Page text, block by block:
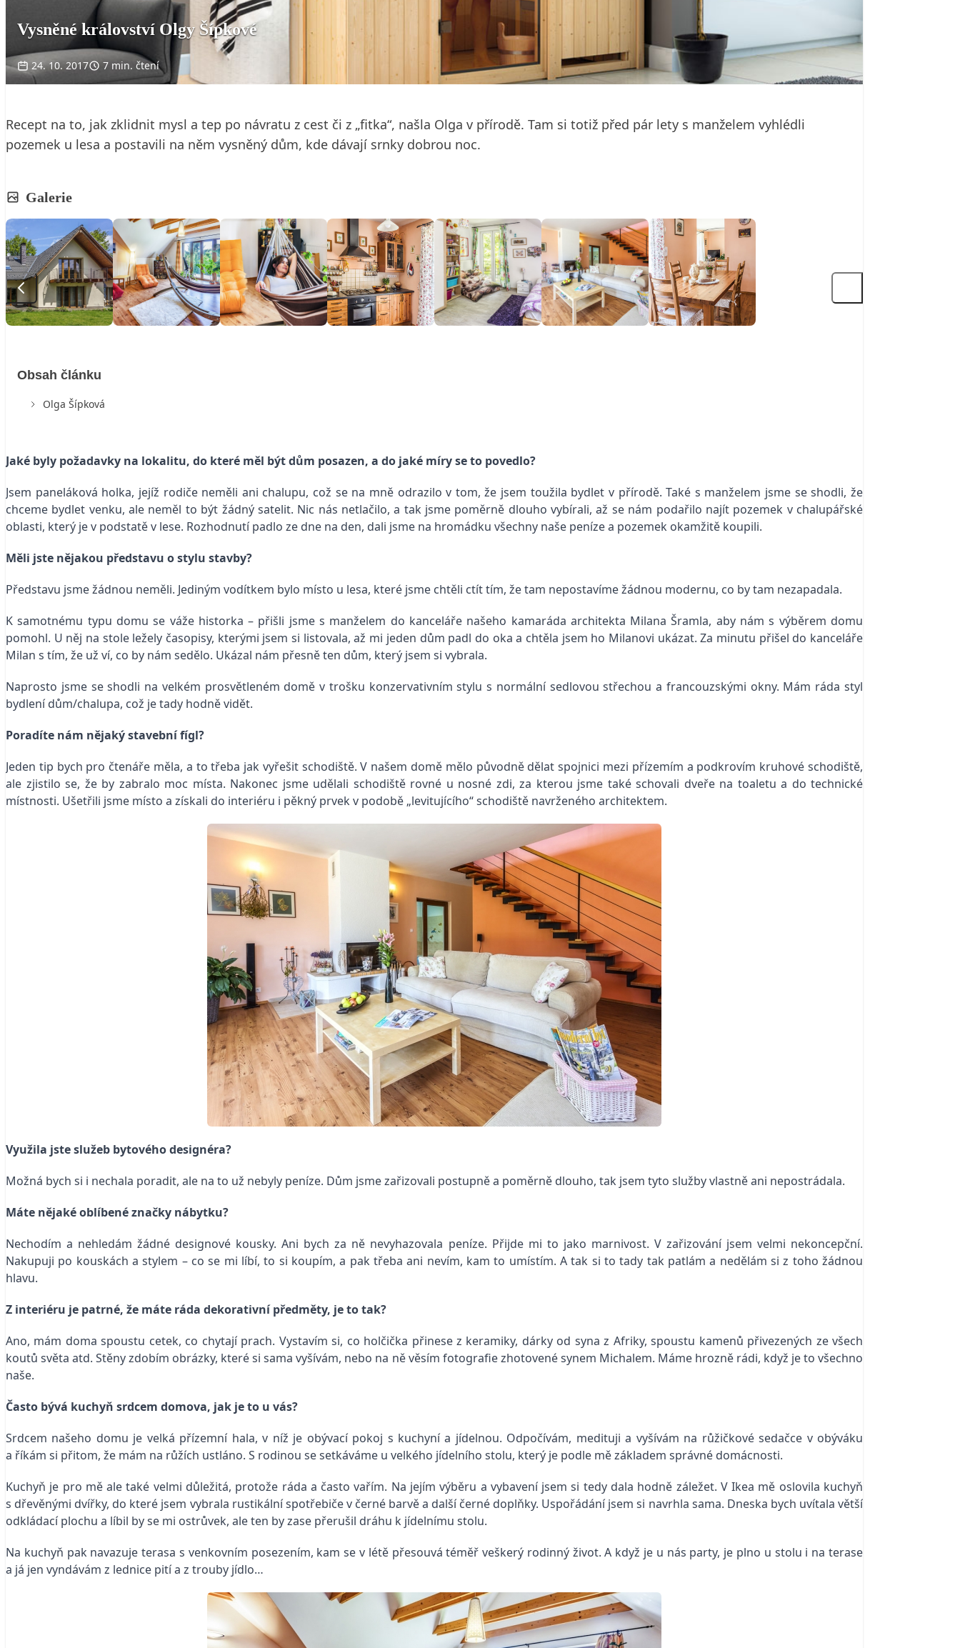
Vysněné království Olgy Šípkové
24. 10. 2017 7 min. čtení
Recept na to, jak zklidnit mysl a tep po návratu z cest či z „fitka“, našla Olga v přírodě. Tam si totiž před pár lety s manželem vyhlédli
pozemek u lesa a postavili na něm vysněný dům, kde dávají srnky dobrou noc.
Galerie
Obsah článku
Olga Šípková
Jaké byly požadavky na lokalitu, do které měl být dům posazen, a do jaké míry se to povedlo?
Jsem paneláková holka, jejíž rodiče neměli ani chalupu, což se na mně odrazilo v tom, že jsem toužila bydlet v přírodě. Také s manželem jsme se shodli, že
chceme bydlet venku, ale neměl to být žádný satelit. Nic nás netlačilo, a tak jsme poměrně dlouho vybírali, až se nám podařilo najít pozemek v chalupářské
oblasti, který je v podstatě v lese. Rozhodnutí padlo ze dne na den, dali jsme na hromádku všechny naše peníze a pozemek okamžitě koupili.
Měli jste nějakou představu o stylu stavby?
Představu jsme žádnou neměli. Jediným vodítkem bylo místo u lesa, které jsme chtěli ctít tím, že tam nepostavíme žádnou modernu, co by tam nezapadala.
K samotnému typu domu se váže historka – přišli jsme s manželem do kanceláře našeho kamaráda architekta Milana Šramla, aby nám s výběrem domu
pomohl. U něj na stole ležely časopisy, kterými jsem si listovala, až mi jeden dům padl do oka a chtěla jsem ho Milanovi ukázat. Za minutu přišel do kanceláře
Milan s tím, že už ví, co by nám sedělo. Ukázal nám přesně ten dům, který jsem si vybrala.
Naprosto jsme se shodli na velkém prosvětleném domě v trošku konzervativním stylu s normální sedlovou střechou a francouzskými okny. Mám ráda styl
bydlení dům/chalupa, což je tady hodně vidět.
Poradíte nám nějaký stavební fígl?
Jeden tip bych pro čtenáře měla, a to třeba jak vyřešit schodiště. V našem domě mělo původně dělat spojnici mezi přízemím a podkrovím kruhové schodiště,
ale zjistilo se, že by zabralo moc místa. Nakonec jsme udělali schodiště rovné u nosné zdi, za kterou jsme také schovali dveře na toaletu a do technické
místnosti. Ušetřili jsme místo a získali do interiéru i pěkný prvek v podobě „levitujícího“ schodiště navrženého architektem.
Využila jste služeb bytového designéra?
Možná bych si i nechala poradit, ale na to už nebyly peníze. Dům jsme zařizovali postupně a poměrně dlouho, tak jsem tyto služby vlastně ani nepostrádala.
Máte nějaké oblíbené značky nábytku?
Nechodím a nehledám žádné designové kousky. Ani bych za ně nevyhazovala peníze. Přijde mi to jako marnivost. V zařizování jsem velmi nekoncepční.
Nakupuji po kouskách a stylem – co se mi líbí, to si koupím, a pak třeba ani nevím, kam to umístím. A tak si to tady tak patlám a nedělám si z toho žádnou
hlavu.
Z interiéru je patrné, že máte ráda dekorativní předměty, je to tak?
Ano, mám doma spoustu cetek, co chytají prach. Vystavím si, co holčička přinese z keramiky, dárky od syna z Afriky, spoustu kamenů přivezených ze všech
koutů světa atd. Stěny zdobím obrázky, které si sama vyšívám, nebo na ně věsím fotografie zhotovené synem Michalem. Máme hrozně rádi, když je to všechno
naše.
Často bývá kuchyň srdcem domova, jak je to u vás?
Srdcem našeho domu je velká přízemní hala, v níž je obývací pokoj s kuchyní a jídelnou. Odpočívám, medituji a vyšívám na růžičkové sedačce v obýváku
a říkám si přitom, že mám na růžích ustláno. S rodinou se setkáváme u velkého jídelního stolu, který je podle mě základem správné domácnosti.
Kuchyň je pro mě ale také velmi důležitá, protože ráda a často vařím. Na jejím výběru a vybavení jsem si tedy dala hodně záležet. V Ikea mě oslovila kuchyň
s dřevěnými dvířky, do které jsem vybrala rustikální spotřebiče v černé barvě a další černé doplňky. Uspořádání jsem si navrhla sama. Dneska bych uvítala větší
odkládací plochu a líbil by se mi ostrůvek, ale ten by zase přerušil dráhu k jídelnímu stolu.
Na kuchyň pak navazuje terasa s venkovním posezením, kam se v létě přesouvá téměř veškerý rodinný život. A když je u nás party, je plno u stolu i na terase
a já jen vyndávám z lednice pití a z trouby jídlo…